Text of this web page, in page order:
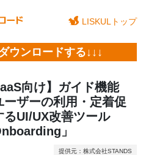
LISKULトップ
ウンロードする↓↓↓
向け】ガイド機能
ーザーの利用・定着促
るUI/UX改善ツール
」
提供元：株式会社STANDS